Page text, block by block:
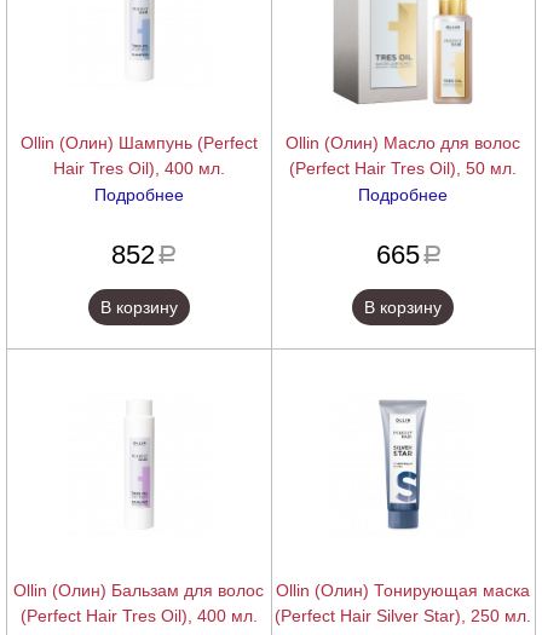
Ollin (Олин) Шампунь (Perfect
Hair Tres Oil), 400 мл.
Подробнее
852a
В корзину
Ollin (Олин) Масло для волос
(Perfect Hair Tres Oil), 50 мл.
Подробнее
665a
В корзину
Ollin (Олин) Бальзам для волос
(Perfect Hair Tres Oil), 400 мл.
Ollin (Олин) Тонирующая маска
(Perfect Hair Silver Star), 250 мл.